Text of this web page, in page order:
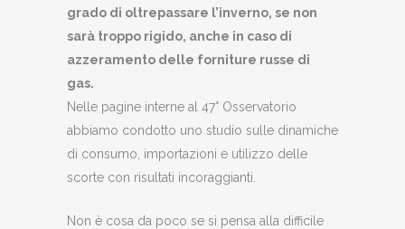
grado di oltrepassare l’inverno, se non
sarà troppo rigido, anche in caso di
azzeramento delle forniture russe di
gas.
Nelle pagine interne al 47° Osservatorio
abbiamo condotto uno studio sulle dinamiche
di consumo, importazioni e utilizzo delle
scorte con risultati incoraggianti.
Non è cosa da poco se si pensa alla difficile